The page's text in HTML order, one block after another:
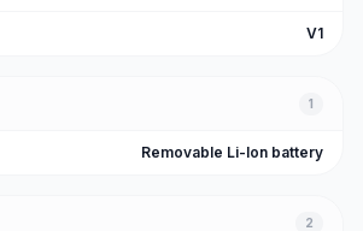
V1
1
Removable Li-Ion battery
2